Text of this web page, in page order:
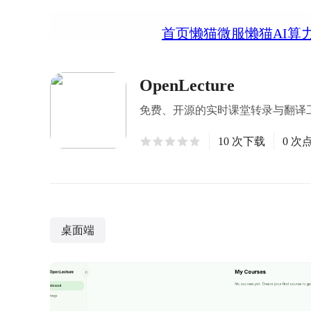
首页懒猫微服懒猫AI算
OpenLecture
免费、开源的实时课堂转录与翻
10 次下载 0 次
桌面端